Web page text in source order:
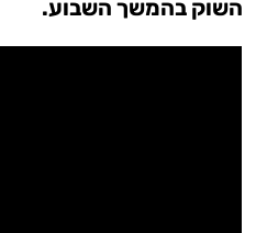
השוק בהמשך השבוע.